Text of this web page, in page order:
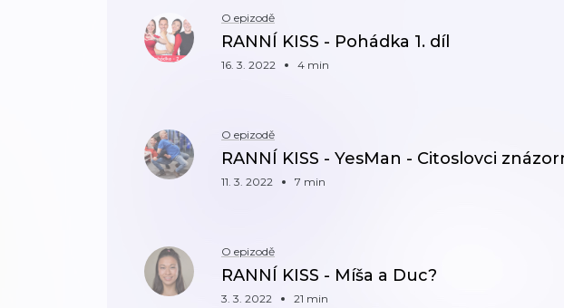
O epizodě
RANNÍ KISS - Pohádka 1. díl
16. 3. 2022 4 min
O epizodě
RANNÍ KISS - YesMan - Citoslovci
11. 3. 2022 7 min
O epizodě
RANNÍ KISS - Míša a Duc?
3. 3. 2022 21 min